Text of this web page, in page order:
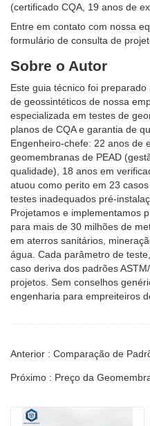
(certificado CQA, 19 anos de
Entre em contato com nossa
formulário de consulta de
Sobre o Autor
Este guia técnico foi
de geossintéticos de nossa
especializada em testes de
planos de CQA e garantia de
Engenheiro-chefe: 22 anos de
geomembranas de PEAD
qualidade), 18 anos em
atuou como perito em 23
testes inadequados pré-
Projetamos e implementamos
para mais de 30 milhões de
em aterros sanitários,
água. Cada parâmetro de
caso deriva dos padrões
projetos. Sem conselhos
engenharia para empreiteiros